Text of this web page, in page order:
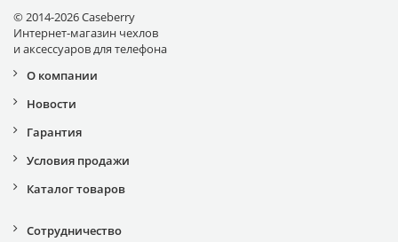
© 2014-2026 Caseberry
Интернет-магазин чехлов
и аксессуаров для телефона
О компании
Новости
Гарантия
Условия продажи
Каталог товаров
Сотрудничество